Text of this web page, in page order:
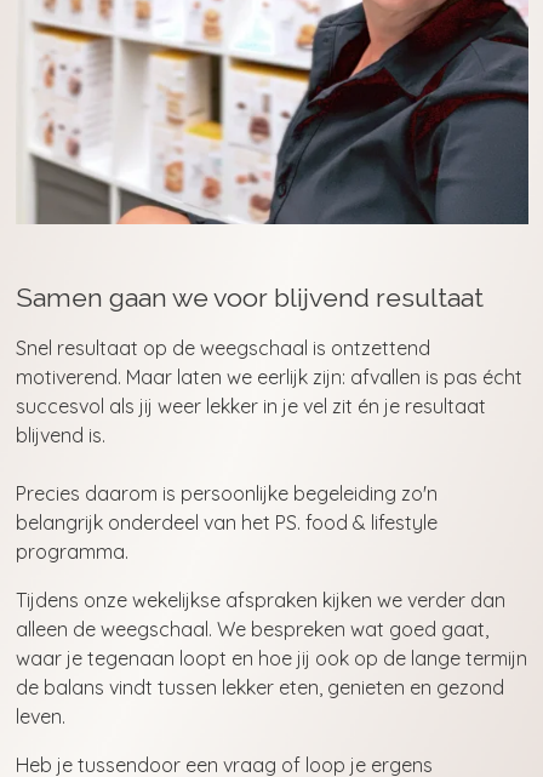
Samen gaan we voor blijvend resultaat
Snel resultaat op de weegschaal is ontzettend
motiverend. Maar laten we eerlijk zijn: afvallen is pas écht
succesvol als jij weer lekker in je vel zit én je resultaat
blijvend is.
Precies daarom is persoonlijke begeleiding zo'n
belangrijk onderdeel van het PS. food & lifestyle
programma.
Tijdens onze wekelijkse afspraken kijken we verder dan
alleen de weegschaal. We bespreken wat goed gaat,
waar je tegenaan loopt en hoe jij ook op de lange termijn
de balans vindt tussen lekker eten, genieten en gezond
leven.
Heb je tussendoor een vraag of loop je ergens